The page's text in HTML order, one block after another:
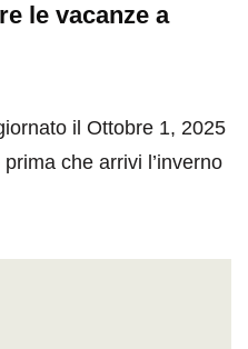
le vacanze a
il Ottobre 1, 2025
che arrivi l’inverno